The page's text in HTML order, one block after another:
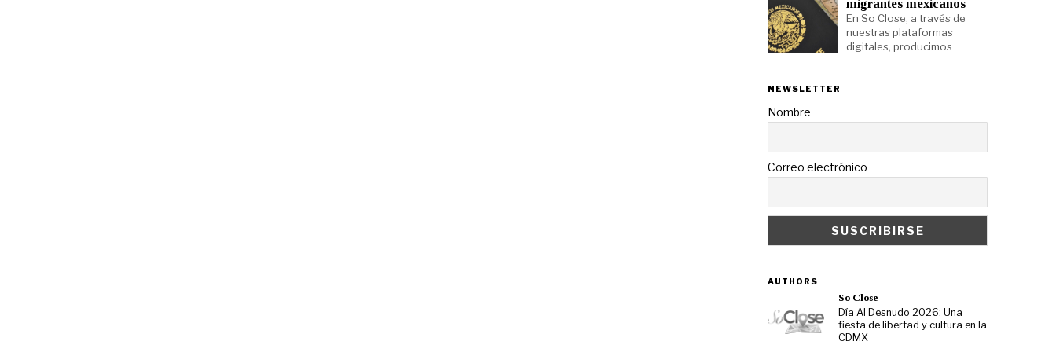
migrantes mexicanos
En So Close, a través de
nuestras plataformas
digitales, producimos
NEWSLETTER
Nombre
Correo electrónico
AUTHORS
So Close
Día Al Desnudo 2026: Una
fiesta de libertad y cultura en la
CDMX